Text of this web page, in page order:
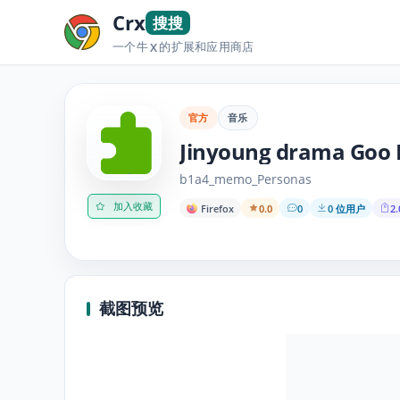
Crx 搜搜
一个牛X的扩展和应用商店
加入收藏
官方 音乐
Jinyoung drama Goo
b1a4_memo_Personas
Firefox 0.0 0 0 位用户
截图预览